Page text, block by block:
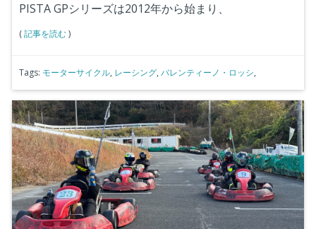
PISTA GPシリーズは2012年から始まり、
(記事を読む)
Tags: モーターサイクル, レーシング, バレンティーノ・ロッシ,